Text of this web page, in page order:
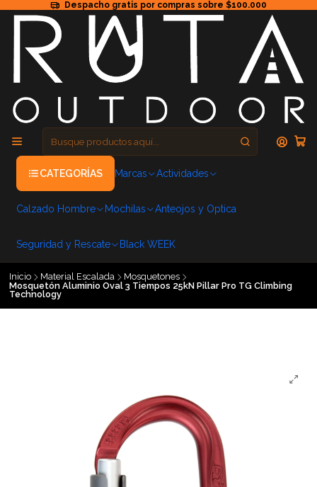
Despacho gratis por compras sobre $100.000
CATEGORÍAS Marcas Actividades
Calzado Hombre Mochilas Anteojos y Optica
Seguridad y Rescate Black WEEK
Inicio Material Escalada
Mosquetones
Mosquetón Aluminio Oval 3 Tiempos 25kN Pillar Pro TG Climbing
Technology